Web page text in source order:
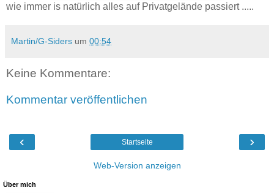
wie immer is natürlich alles auf Privatgelände passiert .....
Martin/G-Siders um 00:54
Keine Kommentare:
Kommentar veröffentlichen
‹ ›
Startseite
Web-Version anzeigen
Über mich